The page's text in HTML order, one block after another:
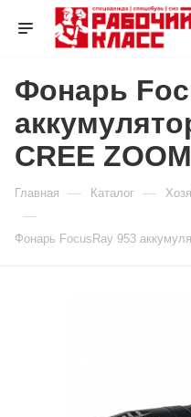
Фонарь
CREE
Главная — Каталог —
—
Фонарь FocusRay 953